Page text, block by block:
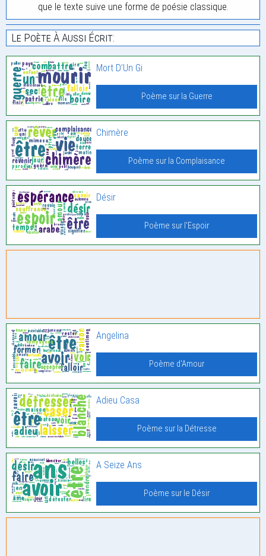
que le texte suive une forme de poésie classique.
Le Poète À Aussi Écrit:
Mort D’Un Gi
Poème sur la Guerre
Chimère
Poème sur la Complaisance
Désir
Poème sur l'Espoir
Angelina
Poème d'Amour
Adieu Casa
Poème sur la Détresse
A Seize Ans
Poème sur le Désir